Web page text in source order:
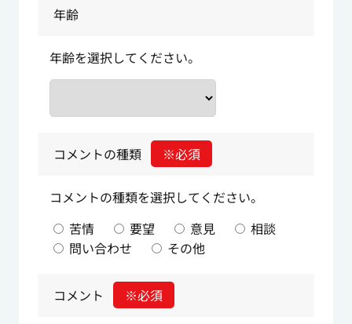
年齢
年齢を選択してください。
コメントの種類 ※必須
コメントの種類を選択してください。
苦情
要望 意見
相談
問い合わせ
その他
コメント ※必須